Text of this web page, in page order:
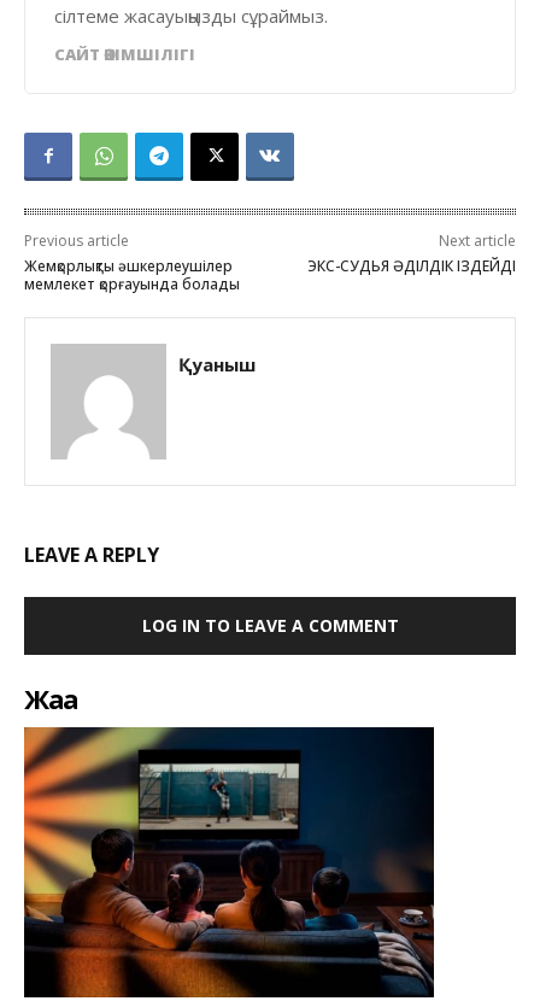
сілтеме жасауыңызды сұраймыз.
САЙТ ӘКІМШІЛІГІ
Previous article
Жемқорлықты әшкерлеушілер
мемлекет қорғауында болады
Next article
ЭКС-СУДЬЯ ӘДІЛДІК ІЗДЕЙДІ
Қуаныш
LEAVE A REPLY
LOG IN TO LEAVE A COMMENT
Жаңа